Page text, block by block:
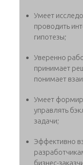
Умеет
проводить
гипотезы;
Уверенно
принимает
понимает
Умеет
управлять
задачи;
Эффективно
бизнес-